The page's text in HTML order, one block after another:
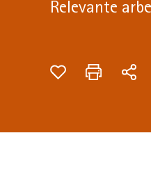
Relevante